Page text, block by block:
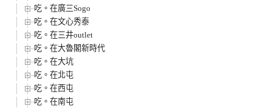
吃。在廣三Sogo
吃。在文心秀泰
吃。在三井outlet
吃。在大魯閣新時代
吃。在大坑
吃。在北屯
吃。在西屯
吃。在南屯